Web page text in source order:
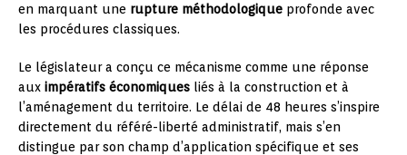
en marquant une rupture méthodologique profonde avec
les procédures classiques.
Le législateur a conçu ce mécanisme comme une réponse
aux impératifs économiques liés à la construction et à
l’aménagement du territoire. Le délai de 48 heures s’inspire
directement du référé-liberté administratif, mais s’en
distingue par son champ d’application spécifique et ses